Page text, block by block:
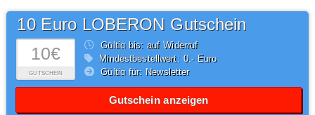
10€
GUTSCHEIN
10 Euro LOBERON Gutschein
Gültig bis: auf Widerruf
Mindestbestellwert: 0,- Euro
Gültig für: Newsletter
Gutschein anzeigen